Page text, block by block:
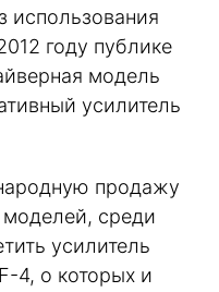
использования
году публике
модель
усилитель
продажу
моделей, среди
усилитель
4, о которых и